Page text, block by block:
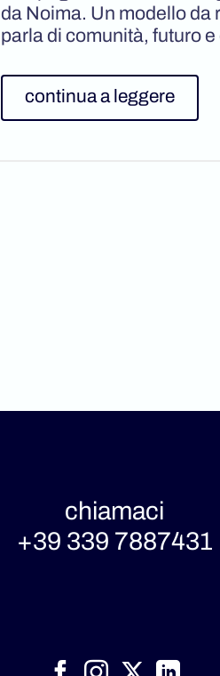
da Noima. Un modello da
parla di comunità, futuro
continua a leggere
chiamaci
+39 339 7887431